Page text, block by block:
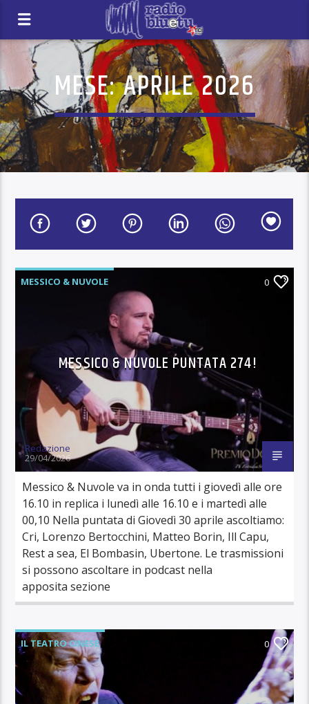
MESE:APRILE 2026
MESSICO & NUVOLE 0
MESSICO & NUVOLE PUNTATA 274!
Redazione
29/04/2026
Messico & Nuvole va in onda tutti i giovedì alle ore
16.10 in replica i lunedì alle 16.10 e i martedì alle
00,10 Nella puntata di Giovedì 30 aprile ascoltiamo:
Cri, Lorenzo Bertocchini, Matteo Borin, Ill Capu,
Rest a sea, El Bombasin, Ubertone. Le trasmissioni
si possono ascoltare in podcast nella
apposita sezione
IL TEATRO CINESE 0